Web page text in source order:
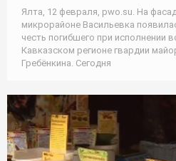
Ялта, 12 февраля, pwo.su. На
микрорайоне Васильевка
честь погибшего при исполнении
Кавказском регионе гвардии
Гребёнкина. Сегодня